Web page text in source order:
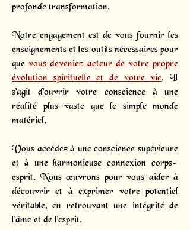
profonde transformation.
Notre engagement est de vous fournir les
enseignements et les outils nécessaires pour
quevous deveniez acteur de votre propre
évolution spirituelle et de votre vie.Il
s'agit d'ouvrir votre conscience à une
réalité plus vaste que le simple monde
matériel.
Vous accédez à une conscience supérieure
et à une harmonieuse connexion corps-
esprit. Nous œuvrons pour vous aider à
découvrir et à exprimer votre potentiel
véritable, en retrouvant une intégrité de
l'âme et de l'esprit.